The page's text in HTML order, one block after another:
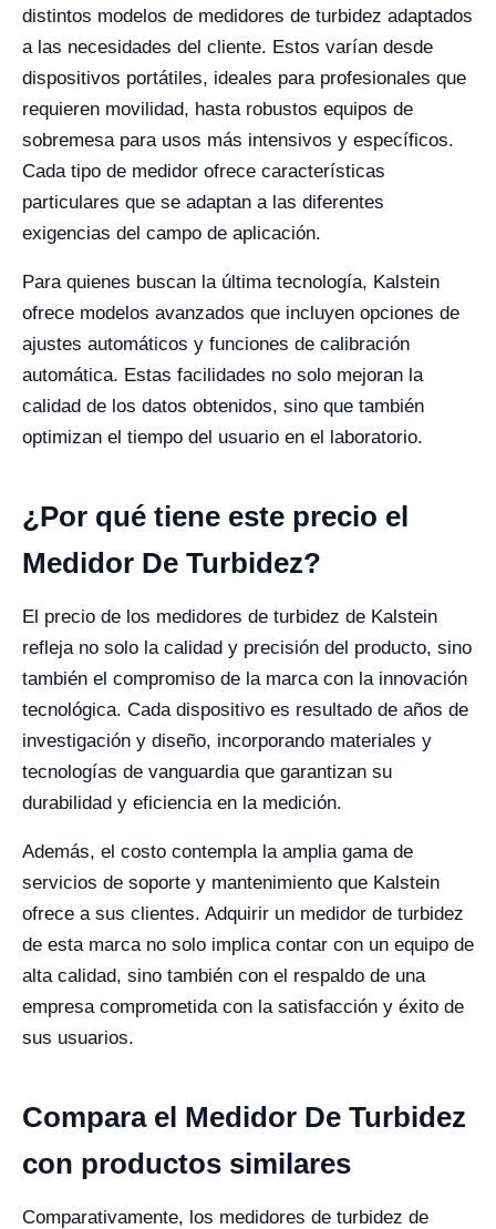
distintos modelos de medidores de turbidez adaptados
a las necesidades del cliente. Estos varían desde
dispositivos portátiles, ideales para profesionales que
requieren movilidad, hasta robustos equipos de
sobremesa para usos más intensivos y específicos.
Cada tipo de medidor ofrece características
particulares que se adaptan a las diferentes
exigencias del campo de aplicación.
Para quienes buscan la última tecnología, Kalstein
ofrece modelos avanzados que incluyen opciones de
ajustes automáticos y funciones de calibración
automática. Estas facilidades no solo mejoran la
calidad de los datos obtenidos, sino que también
optimizan el tiempo del usuario en el laboratorio.
¿Por qué tiene este precio el
Medidor De Turbidez?
El precio de los medidores de turbidez de Kalstein
refleja no solo la calidad y precisión del producto, sino
también el compromiso de la marca con la innovación
tecnológica. Cada dispositivo es resultado de años de
investigación y diseño, incorporando materiales y
tecnologías de vanguardia que garantizan su
durabilidad y eficiencia en la medición.
Además, el costo contempla la amplia gama de
servicios de soporte y mantenimiento que Kalstein
ofrece a sus clientes. Adquirir un medidor de turbidez
de esta marca no solo implica contar con un equipo de
alta calidad, sino también con el respaldo de una
empresa comprometida con la satisfacción y éxito de
sus usuarios.
Compara el Medidor De Turbidez
con productos similares
Comparativamente, los medidores de turbidez de